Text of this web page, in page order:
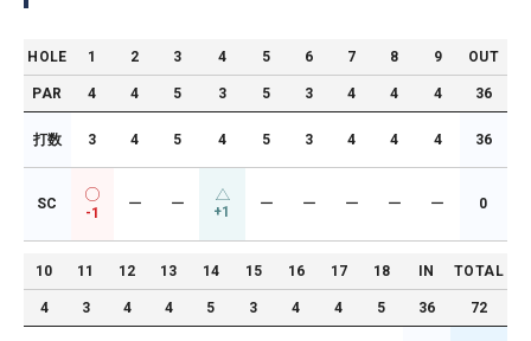
HOLE 1 2 3 4 5 6 7 8 9 OUT
PAR 4 4 5 3 5 3 4 4 4 36
打数 3 4 5 4 5 3 4 4 4 36
SC
-1
ー ー +1 ー ー ー ー ー 0
10 11 12 13 14 15 16 17 18 IN TOTAL
4 3 4 4 5 3 4 4 5 36 72